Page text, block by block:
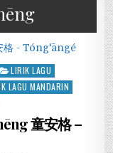
LIRIK LAGU
LAGU MANDARIN
童安格 –